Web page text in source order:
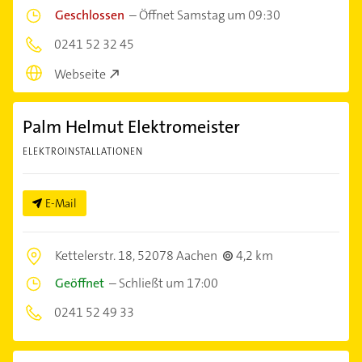
Geschlossen –Öffnet Samstag um 09:30
0241 52 32 45
Webseite
Palm Helmut Elektromeister
ELEKTROINSTALLATIONEN
E-Mail
Kettelerstr. 18,52078 Aachen
4,2 km
Geöffnet –Schließt um 17:00
0241 52 49 33